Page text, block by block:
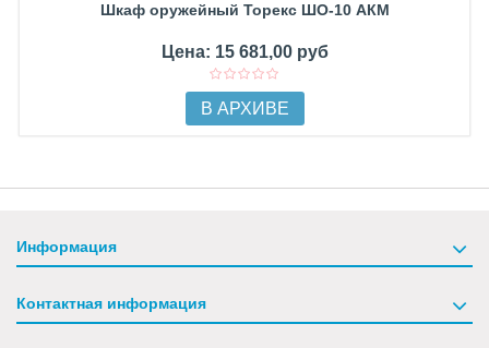
Шкаф оружейный Торекс ШО-10 АКМ
Цена: 15 681,00 руб
В АРХИВЕ
Информация
Контактная информация